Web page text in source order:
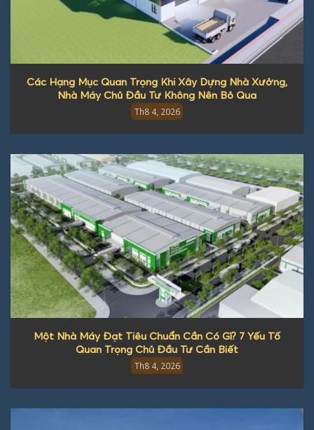
Các Hạng Mục Quan Trọng Khi Xây Dựng Nhà Xưởng,
Nhà Máy Chủ Đầu Tư Không Nên Bỏ Qua
Th8 4, 2026
Một Nhà Máy Đạt Tiêu Chuẩn Cần Có Gì? 7 Yếu Tố
Quan Trọng Chủ Đầu Tư Cần Biết
Th8 4, 2026